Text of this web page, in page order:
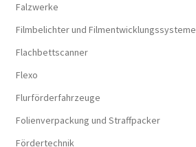
Falzwerke
Filmbelichter und Filmentwicklungssysteme
Flachbettscanner
Flexo
Flurförderfahrzeuge
Folienverpackung und Straffpacker
Fördertechnik